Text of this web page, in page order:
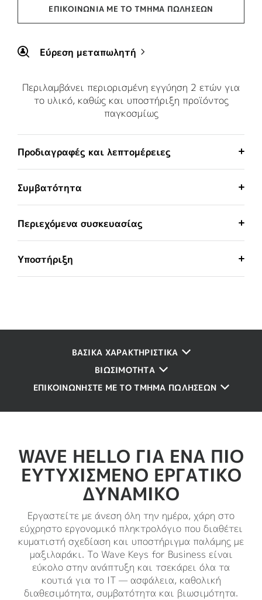
ΕΠΙΚΟΙΝΩΝΊΑ ΜΕ ΤΟ ΤΜΉΜΑ ΠΩΛΉΣΕΩΝ
Εύρεση μεταπωλητή
Περιλαμβάνει περιορισμένη εγγύηση 2 ετών για
το υλικό, καθώς και υποστήριξη προϊόντος
παγκοσμίως
Προδιαγραφές και λεπτομέρειες
Συμβατότητα
Περιεχόμενα συσκευασίας
Υποστήριξη
ΒΑΣΙΚΑ ΧΑΡΑΚΤΗΡΙΣΤΙΚΑ
ΒΙΩΣΙΜΌΤΗΤΑ
ΕΠΙΚΟΙΝΩΝΗΣΤΕ ΜΕ ΤΟ ΤΜΗΜΑ ΠΩΛΗΣΕΩΝ
WAVE HELLO ΓΙΑ ΈΝΑ ΠΙΟ
ΕΥΤΥΧΙΣΜΈΝΟ ΕΡΓΑΤΙΚΌ
ΔΥΝΑΜΙΚΌ
Εργαστείτε με άνεση όλη την ημέρα, χάρη στο
εύχρηστο εργονομικό πληκτρολόγιο που διαθέτει
κυματιστή σχεδίαση και υποστήριγμα παλάμης με
μαξιλαράκι. Το Wave Keys for Business είναι
εύκολο στην ανάπτυξη και τσεκάρει όλα τα
κουτιά για το IT — ασφάλεια, καθολική
διαθεσιμότητα, συμβατότητα και βιωσιμότητα.